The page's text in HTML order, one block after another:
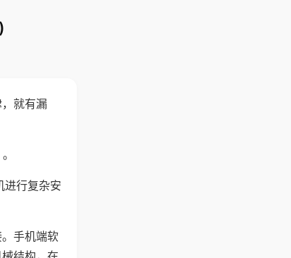
就有漏
进行复杂安
手机端软